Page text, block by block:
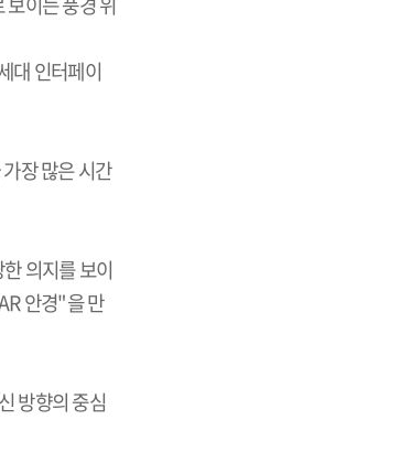
대 인터페이
장 많은 시간
의지를 보이
안경"을 만
방향의 중심